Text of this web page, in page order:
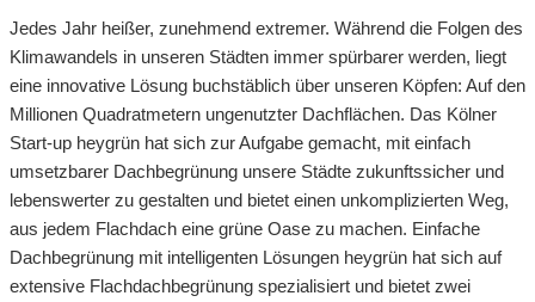
Jedes Jahr heißer, zunehmend extremer. Während die Folgen des
Klimawandels in unseren Städten immer spürbarer werden, liegt
eine innovative Lösung buchstäblich über unseren Köpfen: Auf den
Millionen Quadratmetern ungenutzter Dachflächen. Das Kölner
Start-up heygrün hat sich zur Aufgabe gemacht, mit einfach
umsetzbarer Dachbegrünung unsere Städte zukunftssicher und
lebenswerter zu gestalten und bietet einen unkomplizierten Weg,
aus jedem Flachdach eine grüne Oase zu machen. Einfache
Dachbegrünung mit intelligenten Lösungen heygrün hat sich auf
extensive Flachdachbegrünung spezialisiert und bietet zwei